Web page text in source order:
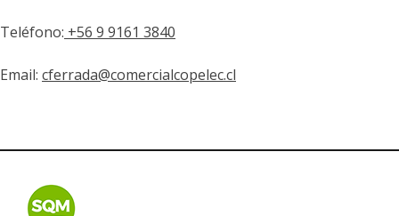
Teléfono: +56 9 9161 3840
Email: cferrada@comercialcopelec.cl